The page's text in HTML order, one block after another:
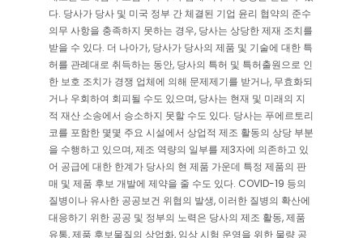
다. 당사가 당사 및 미국 정부 간 체결된 기업 윤리 협약의 준수
의무 사항을 충족하지 못하는 경우, 당사는 상당한 제재 조치를
받을 수 있다. 더 나아가, 당사가 당사의 제품 및 기술에 대한 특
허를 관례대로 취득하는 동안, 당사의 특허 및 특허출원으로 인
한 보호 조치가 경쟁 업체에 의해 문제제기를 받거나, 무효화되
거나 우회하여 회피될 수도 있으며, 당사는 현재 및 미래의 지
적 재산 소송에서 승소하지 못할 수도 있다. 당사는 푸에르토리
코를 포함한 몇몇 주요 시설에서 상업적 제조 활동의 상당 부분
을 수행하고 있으며, 제조 역량의 일부를 제3자에 의존하고 있
어 공급에 대한 한계가 당사의 현 제품 가운데 특정 제품의 판
매 및 제품 후보 개발에 제약을 줄 수도 있다. COVID-19 등의
질병이나 유사한 공공보건 위협의 발생, 이러한 질병의 확산에
대응하기 위한 공공 및 정부의 노력은 당사의 제조 활동, 제품
유통, 제품 후보물질의 상업화, 임상 시험 운영을 위한 물량 공